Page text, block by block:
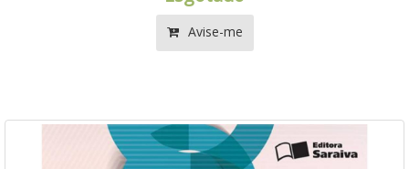
Avise-me